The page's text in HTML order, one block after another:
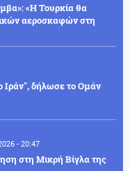
«Η Τουρκία θα
αεροσκαφών στη
Ιράν", δήλωσε το Ομάν
- 20:47
στη Μικρή Βίγλα της